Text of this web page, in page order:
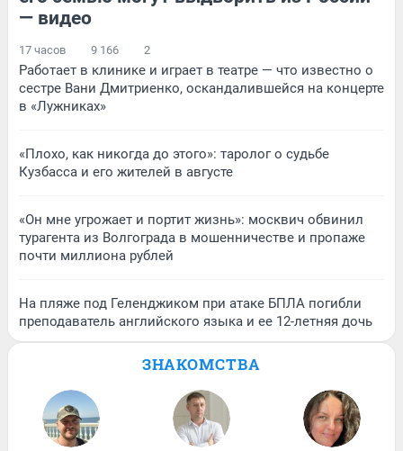
— видео
17 часов 9 166 2
Работает в клинике и играет в театре — что известно о
сестре Вани Дмитриенко, оскандалившейся на концерте
в «Лужниках»
«Плохо, как никогда до этого»: таролог о судьбе
Кузбасса и его жителей в августе
«Он мне угрожает и портит жизнь»: москвич обвинил
турагента из Волгограда в мошенничестве и пропаже
почти миллиона рублей
На пляже под Геленджиком при атаке БПЛА погибли
преподаватель английского языка и ее 12-летняя дочь
ЗНАКОМСТВА